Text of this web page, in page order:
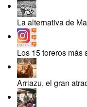
La alternativa de
Los 15 toreros más
Arriazu, el gran